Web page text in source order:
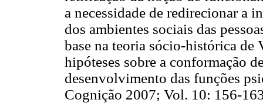
a necessidade de redirecionar a
dos ambientes sociais das
base na teoria sócio-histórica
hipóteses sobre a conformação
desenvolvimento das funções
Cognição 2007; Vol. 10: 156-